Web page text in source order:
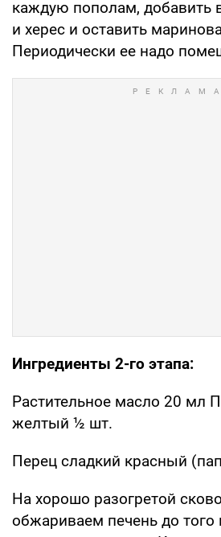
каждую пополам, добавить
и херес и оставить
Периодически ее надо
Ингредиенты 2-го этапа:
Растительное масло 20 мл
желтый ½ шт.
Перец сладкий красный
На хорошо разогретой
обжариваем печень до того